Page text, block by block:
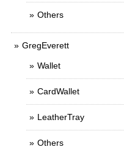
Others
GregEverett
Wallet
CardWallet
LeatherTray
Others